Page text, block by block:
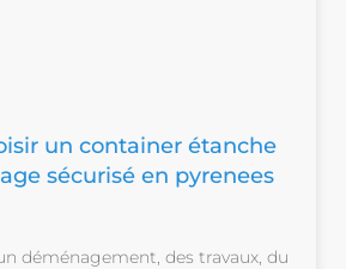
un container étanche
sécurisé en pyrenees
déménagement, des travaux, du